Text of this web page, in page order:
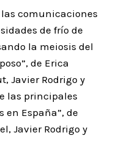
comunicaciones
de frío de
la meiosis del
de Erica
Javier Rodrigo y
las principales
en España”, de
Javier Rodrigo y